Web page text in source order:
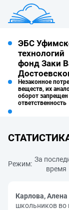
ЭБС
технологий
фонд Заки
Незаконное
веществ, их
оборот
ответственность
Режим:
За
время
Карлова,
школьников во